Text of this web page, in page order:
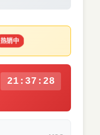
热销中
21:37:27